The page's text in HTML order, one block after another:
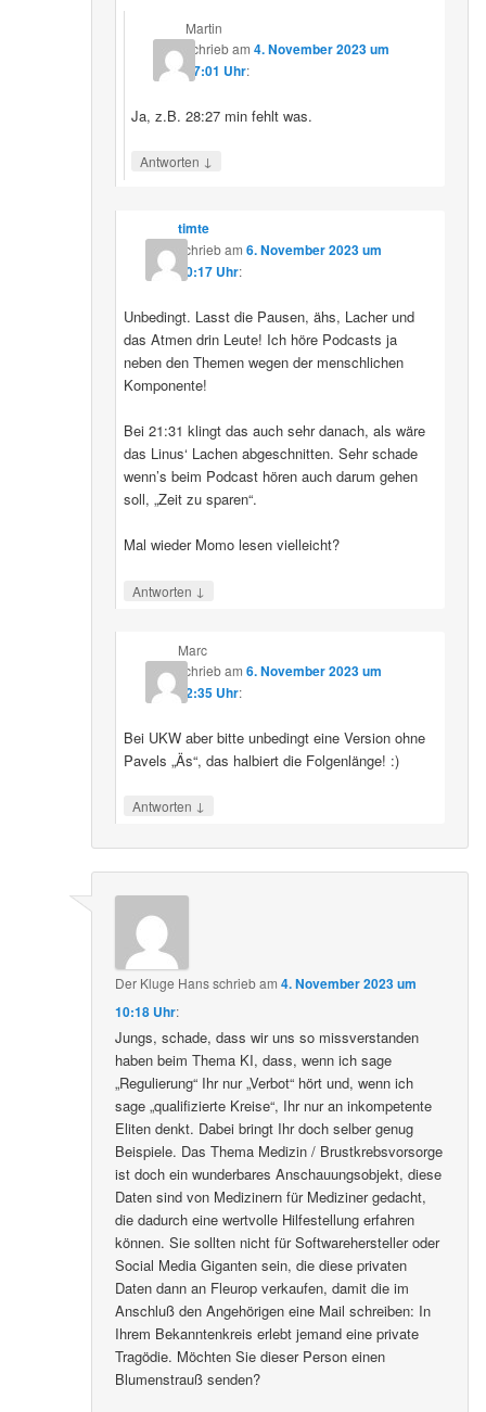
Martin
schriebam4. November 2023 um
17:01 Uhr:
Ja, z.B. 28:27 min fehlt was.
Antworten ↓
timte
schriebam 6. November 2023 um
10:17 Uhr:
Unbedingt. Lasst die Pausen, ähs, Lacher und
das Atmen drin Leute! Ich höre Podcasts ja
neben den Themen wegen der menschlichen
Komponente!
Bei 21:31 klingt das auch sehr danach, als wäre
das Linus‘ Lachen abgeschnitten. Sehr schade
wenn’s beim Podcast hören auch darum gehen
soll, „Zeit zu sparen“.
Mal wieder Momo lesen vielleicht?
Antworten ↓
Marc
schriebam 6. November 2023 um
22:35 Uhr:
Bei UKW aber bitte unbedingt eine Version ohne
Pavels „Äs“, das halbiert die Folgenlänge! :)
Antworten ↓
Der Kluge Hansschriebam4. November 2023 um
10:18 Uhr:
Jungs, schade, dass wir uns so missverstanden
haben beim Thema KI, dass, wenn ich sage
„Regulierung“ Ihr nur „Verbot“ hört und, wenn ich
sage „qualifizierte Kreise“, Ihr nur an inkompetente
Eliten denkt. Dabei bringt Ihr doch selber genug
Beispiele. Das Thema Medizin / Brustkrebsvorsorge
ist doch ein wunderbares Anschauungsobjekt, diese
Daten sind von Medizinern für Mediziner gedacht,
die dadurch eine wertvolle Hilfestellung erfahren
können. Sie sollten nicht für Softwarehersteller oder
Social Media Giganten sein, die diese privaten
Daten dann an Fleurop verkaufen, damit die im
Anschluß den Angehörigen eine Mail schreiben: In
Ihrem Bekanntenkreis erlebt jemand eine private
Tragödie. Möchten Sie dieser Person einen
Blumenstrauß senden?